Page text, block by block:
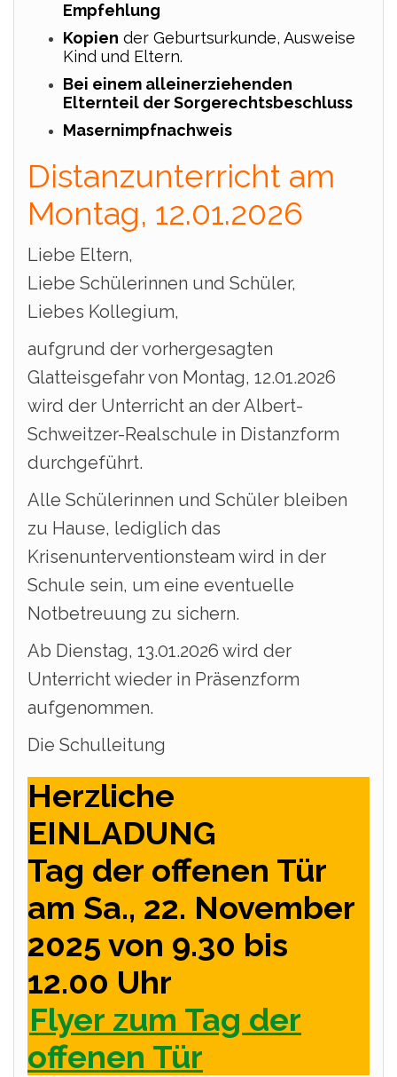
Empfehlung
Kopien der Geburtsurkunde, Ausweise
Kind und Eltern.
Bei einem alleinerziehenden
Elternteil der Sorgerechtsbeschluss
Masernimpfnachweis
Distanzunterricht am
Montag, 12.01.2026
Liebe Eltern,
Liebe Schülerinnen und Schüler,
Liebes Kollegium,
aufgrund der vorhergesagten
Glatteisgefahr von Montag, 12.01.2026
wird der Unterricht an der Albert-
Schweitzer-Realschule in Distanzform
durchgeführt.
Alle Schülerinnen und Schüler bleiben
zu Hause, lediglich das
Krisenunterventionsteam wird in der
Schule sein, um eine eventuelle
Notbetreuung zu sichern.
Ab Dienstag, 13.01.2026 wird der
Unterricht wieder in Präsenzform
aufgenommen.
Die Schulleitung
Herzliche
EINLADUNG
Tag der offenen Tür
am Sa., 22. November
2025 von 9.30 bis
12.00 Uhr
Flyer zum Tag der
offenen Tür